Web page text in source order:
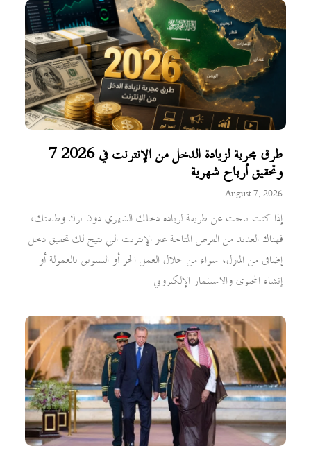
7 طرق مجربة لزيادة الدخل من الإنترنت في 2026
وتحقيق أرباح شهرية
August 7, 2026
إذا كنت تبحث عن طريقة لزيادة دخلك الشهري دون ترك وظيفتك،
فهناك العديد من الفرص المتاحة عبر الإنترنت التي تتيح لك تحقيق دخل
إضافي من المنزل، سواء من خلال العمل الحر أو التسويق بالعمولة أو
إنشاء المحتوى والاستثمار الإلكتروني